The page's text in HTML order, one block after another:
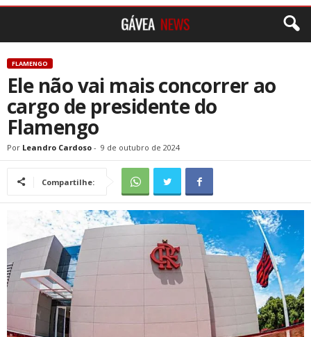
FLAMENGO
Ele não vai mais concorrer ao
cargo de presidente do
Flamengo
Por Leandro Cardoso - 9 de outubro de 2024
Compartilhe: